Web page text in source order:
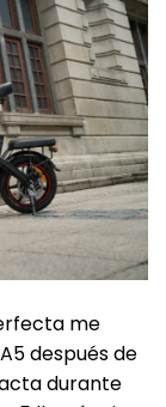
me
después de
durante